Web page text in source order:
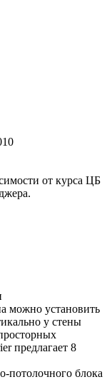
от курса ЦБ
можно установить
у стены
предлагает 8
потолочного блока